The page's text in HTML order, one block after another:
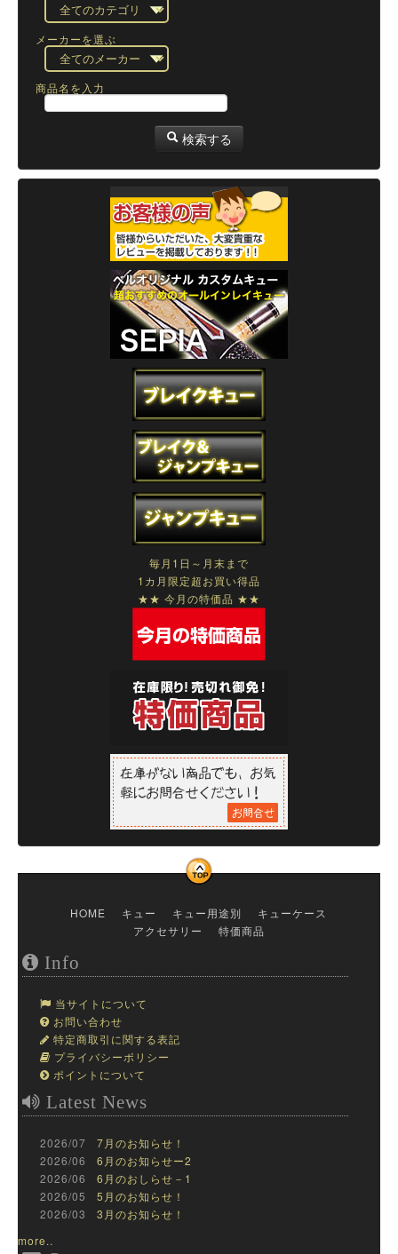
メーカーを選ぶ
商品名を入力
検索する
毎月1日～月末まで
1カ月限定超お買い得品
★★ 今月の特価品 ★★
HOME キュー キュー用途別
キューケース
アクセサリー
特価商品
Info
当サイトについて
お問い合わせ
特定商取引に関する表記
プライバシーポリシー
ポイントについて
Latest News
2026/07 7月のお知らせ！
2026/06 6月のお知らせー2
2026/06 6月のおしらせ－1
2026/05 5月のお知らせ！
2026/03 3月のお知らせ！
more..